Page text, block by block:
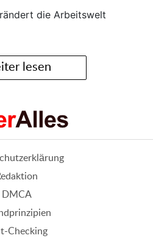
die Arbeitswelt
lesen
DMCA
Checking